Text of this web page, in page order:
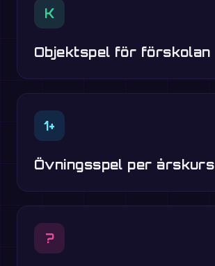
K
Objektspel för förskolan
1+
Övningsspel per årskurs
?